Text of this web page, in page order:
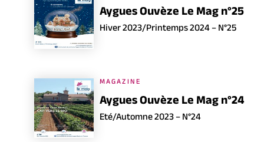
Aygues Ouvèze Le Mag n°25
Hiver 2023/Printemps 2024 – N°25
MAGAZINE
Aygues Ouvèze Le Mag n°24
Eté/Automne 2023 – N°24